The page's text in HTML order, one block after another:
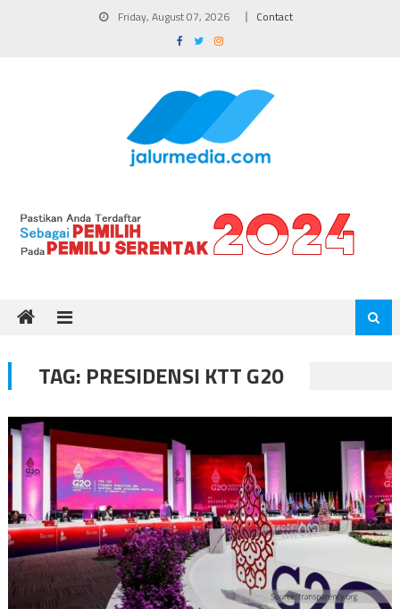
Friday, August 07, 2026 Contact
TAG: PRESIDENSI KTT G20